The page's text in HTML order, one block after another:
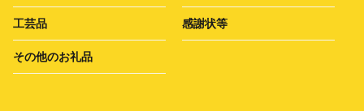
工芸品 感謝状等
その他のお礼品